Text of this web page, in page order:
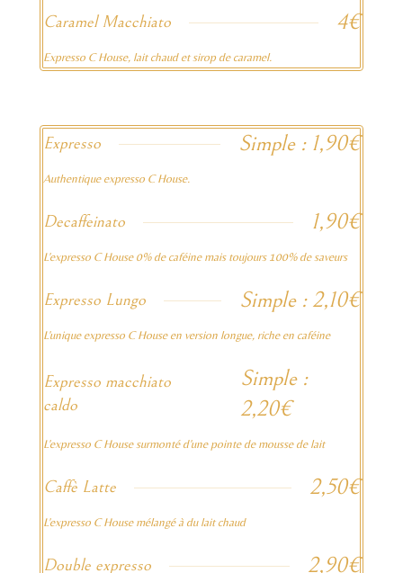
Caramel Macchiato 4€
Expresso C House, lait chaud et sirop de caramel.
Expresso Simple : 1,90€
Authentique expresso C House.
Decaffeinato 1,90€
L'expresso C House 0% de caféine mais toujours 100% de saveurs
Expresso Lungo Simple : 2,10€
L'unique expresso C House en version longue, riche en caféine
Expresso macchiato
caldo
Simple :
2,20€
L'expresso C House surmonté d'une pointe de mousse de lait
Caffè Latte 2,50€
L'expresso C House mélangé à du lait chaud
Double expresso 2,90€